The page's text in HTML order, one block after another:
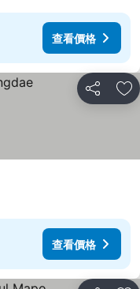
查看價格
分享 放
查看價格